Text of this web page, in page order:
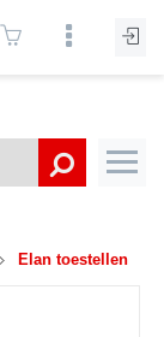
Elan toestellen